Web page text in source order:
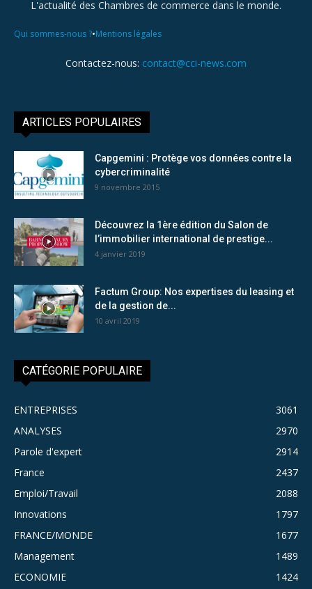
L'actualité des Chambres de commerce dans le monde.
Qui sommes-nous ?•Mentions légales
Contactez-nous: contact@cci-news.com
ARTICLES POPULAIRES
Capgemini : Protège vos données contre la
cybercriminalité
9 novembre 2015
Découvrez la 1ère édition du Salon de
l’immobilier international de prestige...
4 janvier 2019
Factum Group: Nos expertises du leasing et
de la gestion de...
10 avril 2019
CATÉGORIE POPULAIRE
ENTREPRISES
3061
ANALYSES
2970
Parole d'expert
2914
France
2437
Emploi/Travail
2088
Innovations
1797
FRANCE/MONDE
1677
Management
1489
ECONOMIE
1424